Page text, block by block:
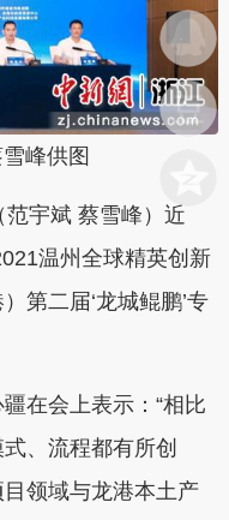
峰供图
宇斌 蔡雪峰）近
温州全球精英创新
第二届‘龙城鲲鹏’专
在会上表示：“相比
、流程都有所创
领域与龙港本土产